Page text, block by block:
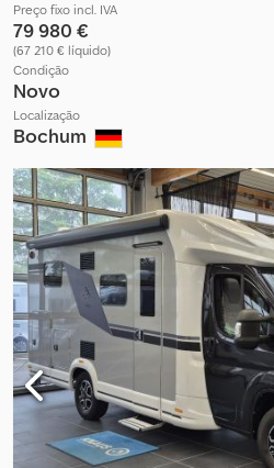
Preço fixo incl. IVA
79 980 €
(67 210 € líquido)
Condição
Novo
Localização
Bochum